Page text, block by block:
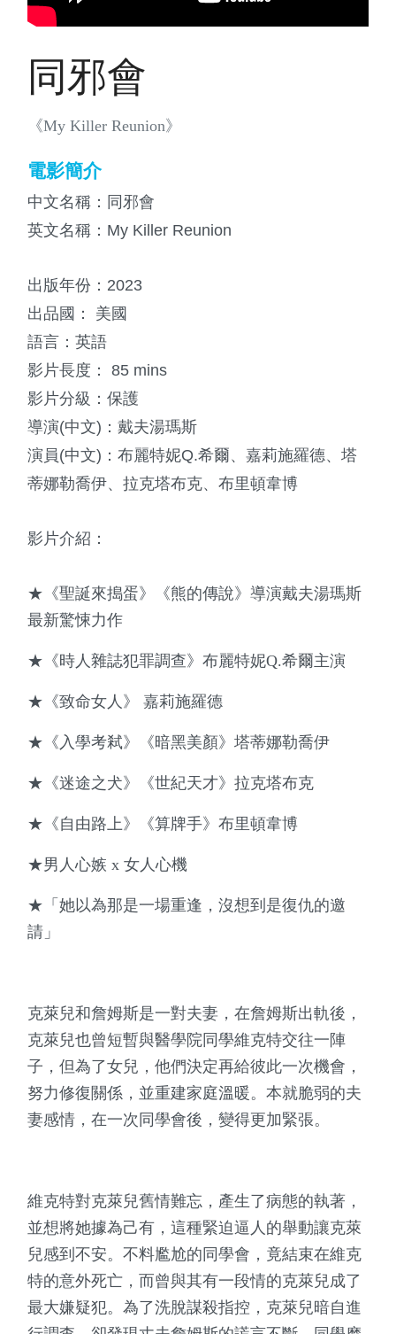
同邪會
《My Killer Reunion》
電影簡介
中文名稱：同邪會
英文名稱：My Killer Reunion
出版年份：2023
出品國： 美國
語言：英語
影片長度： 85 mins
影片分級：保護
導演(中文)：戴夫湯瑪斯
演員(中文)：布麗特妮Q.希爾、嘉莉施羅德、塔
蒂娜勒喬伊、拉克塔布克、布里頓韋博
影片介紹：
★《聖誕來搗蛋》《熊的傳說》導演戴夫湯瑪斯
最新驚悚力作
★《時人雜誌犯罪調查》布麗特妮Q.希爾主演
★《致命女人》 嘉莉施羅德
★《入學考弒》《暗黑美顏》塔蒂娜勒喬伊
★《迷途之犬》《世紀天才》拉克塔布克
★《自由路上》《算牌手》布里頓韋博
★男人心嫉 x 女人心機
★「她以為那是一場重逢，沒想到是復仇的邀
請」
克萊兒和詹姆斯是一對夫妻，在詹姆斯出軌後，
克萊兒也曾短暫與醫學院同學維克特交往一陣
子，但為了女兒，他們決定再給彼此一次機會，
努力修復關係，並重建家庭溫暖。本就脆弱的夫
妻感情，在一次同學會後，變得更加緊張。
維克特對克萊兒舊情難忘，產生了病態的執著，
並想將她據為己有，這種緊迫逼人的舉動讓克萊
兒感到不安。不料尷尬的同學會，竟結束在維克
特的意外死亡，而曾與其有一段情的克萊兒成了
最大嫌疑犯。為了洗脫謀殺指控，克萊兒暗自進